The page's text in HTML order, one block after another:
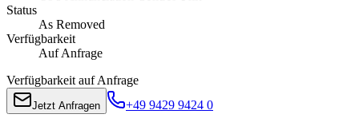
Status
As Removed
Verfügbarkeit
Auf Anfrage
Verfügbarkeit auf Anfrage
Jetzt Anfragen +49 9429 9424 0